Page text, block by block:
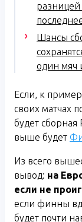
Шансы
один мяч
Если, к
своих матчах
будет сборная
выше будет
Из всего
вывод: на
если не
если финны
будет почти